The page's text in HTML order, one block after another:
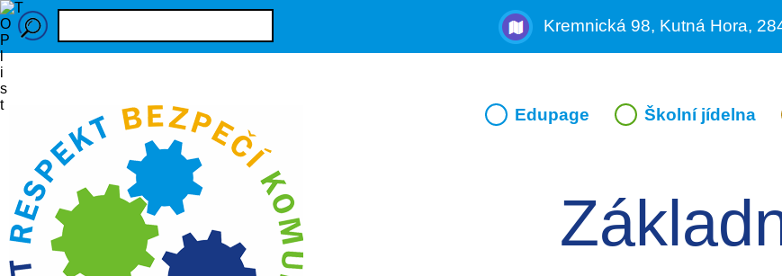
Kremnická 98, Kutná Hora,
Edupage Školní jídelna